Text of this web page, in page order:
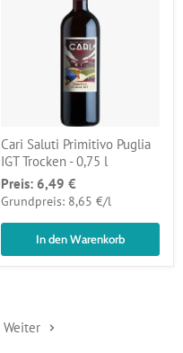
Cari Saluti Primitivo Puglia
IGT Trocken - 0,75 l
Preis: 6,49 €
Grundpreis: 8,65 €/pro
l
In den Warenkorb
Weiter